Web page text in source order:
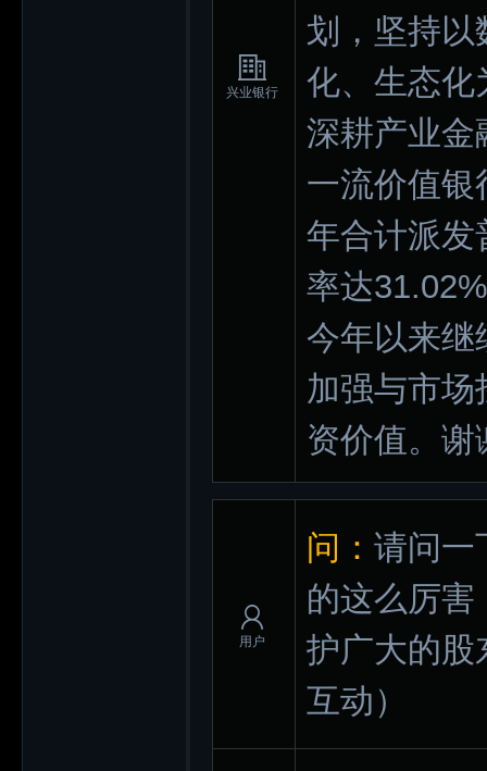
兴业银行
划，坚持以
化、生态化
深耕产业金
一流价值银
年合计派发
率达
今年以来继
加强与市
资价值。谢
用户
问： 请问一
的这么厉
护广大的股
互动）